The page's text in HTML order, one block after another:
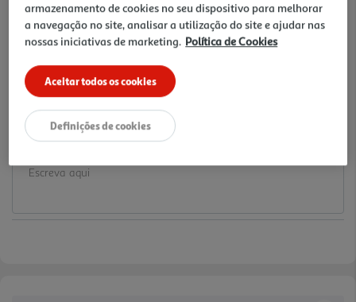
3.99 €/un
3,99 €
Notas de preparação
armazenamento de cookies no seu dispositivo para melhorar
a navegação no site, analisar a utilização do site e ajudar nas
nossas iniciativas de marketing. Política de Cookies
Aceitar todos os cookies
Definições de cookies